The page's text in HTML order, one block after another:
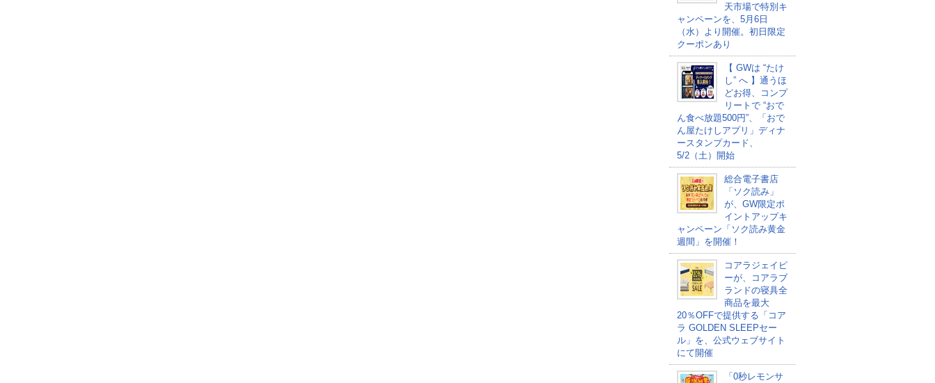
天市場で特別キ
ャンペーンを、5月6日
（水）より開催。初日限定
クーポンあり
【 GWは “たけ
し” へ 】通うほ
どお得、コンプ
リートで “おで
ん食べ放題500円”、「おで
ん屋たけしアプリ」ディナ
ースタンプカード、
5/2（土）開始
総合電子書店
「ソク読み」
が、GW限定ポ
イントアップキ
ャンペーン「ソク読み黄金
週間」を開催！
コアラジェイピ
ーが、コアラブ
ランドの寝具全
商品を最大
20％OFFで提供する「コア
ラ GOLDEN SLEEPセー
ル」を、公式ウェブサイト
にて開催
「0秒レモンサ